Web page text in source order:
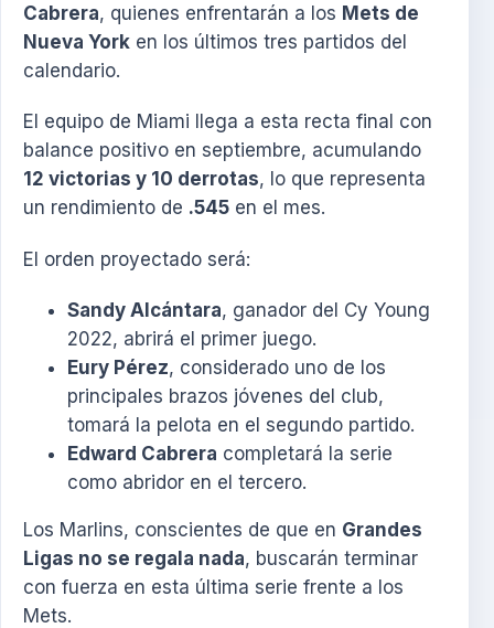
Cabrera, quienes enfrentarán a los Mets de
Nueva York en los últimos tres partidos del
calendario.
El equipo de Miami llega a esta recta final con
balance positivo en septiembre, acumulando
12 victorias y 10 derrotas, lo que representa
un rendimiento de .545 en el mes.
El orden proyectado será:
Sandy Alcántara, ganador del Cy Young
2022, abrirá el primer juego.
Eury Pérez, considerado uno de los
principales brazos jóvenes del club,
tomará la pelota en el segundo partido.
Edward Cabrera completará la serie
como abridor en el tercero.
Los Marlins, conscientes de que en Grandes
Ligas no se regala nada, buscarán terminar
con fuerza en esta última serie frente a los
Mets.